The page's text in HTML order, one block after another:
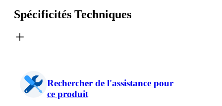
Spécificités Techniques
Rechercher de l'assistance pour
ce produit